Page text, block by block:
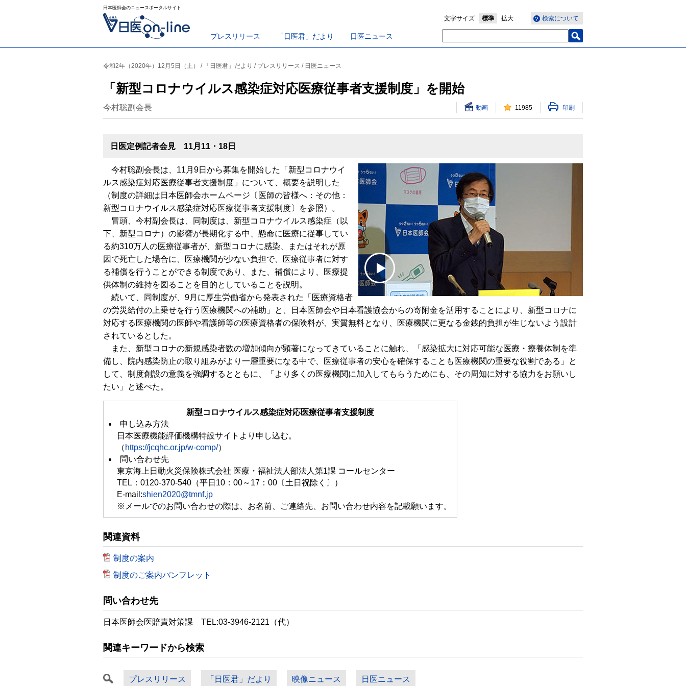
日本医師会のニュースポータルサイト
プレスリリース 「日医君」だより 日医ニュース
検索について
文字サイズ 標準 拡大
令和2年（2020年）12月5日（土） / 「日医君」だより / プレスリリース / 日医ニュース
「新型コロナウイルス感染症対応医療従事者支援制度」を開始
今村聡副会長 動画 11985 印刷
日医定例記者会見 11月11・18日
20201111b
今村聡副会長は、11月9日から募集を開始した「新型コロナウイ
ルス感染症対応医療従事者支援制度」について、概要を説明した
（制度の詳細は日本医師会ホームページ〔医師の皆様へ：その他：
新型コロナウイルス感染症対応医療従事者支援制度〕を参照）。
冒頭、今村副会長は、同制度は、新型コロナウイルス感染症（以
下、新型コロナ）の影響が長期化する中、懸命に医療に従事してい
る約310万人の医療従事者が、新型コロナに感染、またはそれが原
因で死亡した場合に、医療機関が少ない負担で、医療従事者に対す
る補償を行うことができる制度であり、また、補償により、医療提
供体制の維持を図ることを目的としていることを説明。
続いて、同制度が、9月に厚生労働省から発表された「医療資格者
の労災給付の上乗せを行う医療機関への補助」と、日本医師会や日本看護協会からの寄附金を活用することにより、新型コロナに
対応する医療機関の医師や看護師等の医療資格者の保険料が、実質無料となり、医療機関に更なる金銭的負担が生じないよう設計
されているとした。
また、新型コロナの新規感染者数の増加傾向が顕著になってきていることに触れ、「感染拡大に対応可能な医療・療養体制を準
備し、院内感染防止の取り組みがより一層重要になる中で、医療従事者の安心を確保することも医療機関の重要な役割である」と
して、制度創設の意義を強調するとともに、「より多くの医療機関に加入してもらうためにも、その周知に対する協力をお願いし
たい」と述べた。
新型コロナウイルス感染症対応医療従事者支援制度
申し込み方法
日本医療機能評価機構特設サイトより申し込む。
（ https://jcqhc.or.jp/w-comp/）
問い合わせ先
東京海上日動火災保険株式会社 医療・福祉法人部法人第1課 コールセンター
TEL：0120-370-540（平日10：00～17：00〔土日祝除く〕）
E-mail:shien2020@tmnf.jp
※メールでのお問い合わせの際は、お名前、ご連絡先、お問い合わせ内容を記載願います。
関連資料
制度の案内
制度のご案内パンフレット
問い合わせ先
日本医師会医賠責対策課 TEL:03-3946-2121（代）
関連キーワードから検索
プレスリリース 「日医君」だより 映像ニュース 日医ニュース